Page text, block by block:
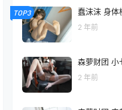
TOP3 蠢沫沫 身体
2 年前
森萝财团 小
2 年前